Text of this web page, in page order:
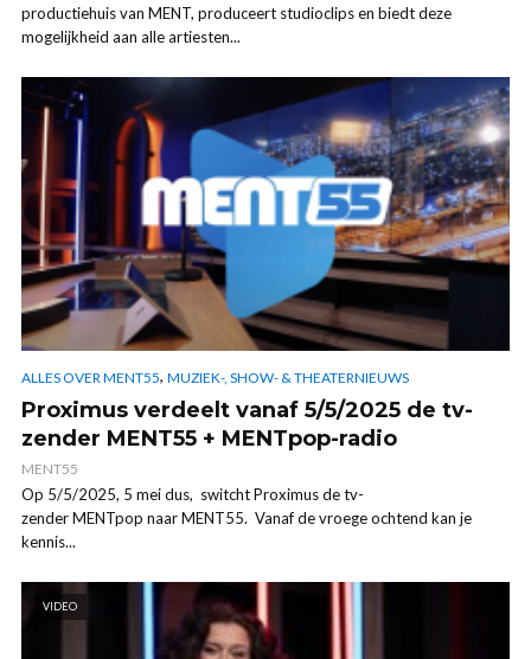
productiehuis van MENT, produceert studioclips en biedt deze
mogelijkheid aan alle artiesten...
ALLES OVER MENT55, MUZIEK-, SHOW- & THEATERNIEUWS
Proximus verdeelt vanaf 5/5/2025 de tv-
zender MENT55 + MENTpop-radio
MENT55
Op 5/5/2025, 5 mei dus, switcht Proximus de tv-
zender MENTpop naar MENT55. Vanaf de vroege ochtend kan je
kennis...
VIDEO